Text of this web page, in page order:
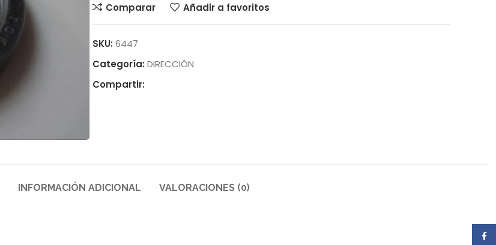
Comparar
Añadir a favoritos
SKU: 6447
Categoría: DIRECCIÓN
Compartir:
INFORMACIÓN ADICIONAL VALORACIONES (0)